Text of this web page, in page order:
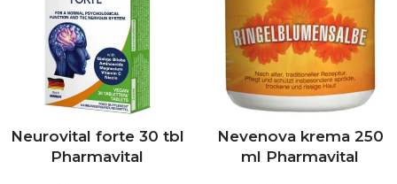
Neurovital forte 30 tbl
Pharmavital
Nevenova krema 250
ml Pharmavital